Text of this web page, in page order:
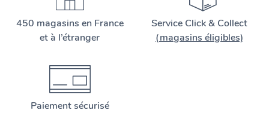
450 magasins en France
et à l’étranger
Service Click & Collect
(magasins éligibles)
Paiement sécurisé